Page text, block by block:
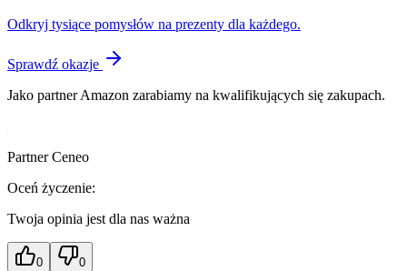
Odkryj tysiące pomysłów na prezenty dla każdego.
Sprawdź okazje
Jako partner Amazon zarabiamy na kwalifikujących się zakupach.
Partner Ceneo
Oceń życzenie:
Twoja opinia jest dla nas ważna
0 0